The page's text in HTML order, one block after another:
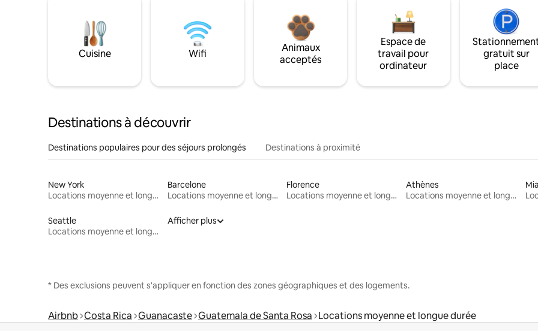
Cuisine Wifi
Animaux
acceptés
Espace de
travail pour
ordinateur
gratuit sur
place
Destinations à découvrir
Destinations populaires pour des séjours prolongés Destinations à proximité
New York
Locations moyenne et longue durée
Barcelone
Locations moyenne et longue durée
Florence
Locations moyenne et longue durée
Athènes
Locations moyenne et longue durée
Seattle
Locations moyenne et longue durée
Afficher plus
* Des exclusions peuvent s'appliquer en fonction des zones géographiques et des logements.
Airbnb Costa Rica Guanacaste Guatemala de Santa Rosa Locations moyenne et longue durée